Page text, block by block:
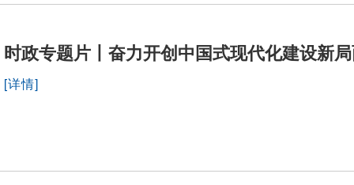
时政专题片丨奋力开创中国式现代化建设
[详情]